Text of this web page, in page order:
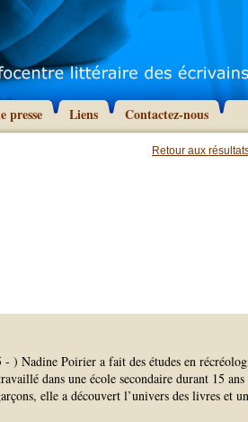
presse Liens Contactez-nous
Retour aux
) Nadine Poirier a fait des études en
dans une école secondaire durant 15
elle a découvert l’univers des livres et